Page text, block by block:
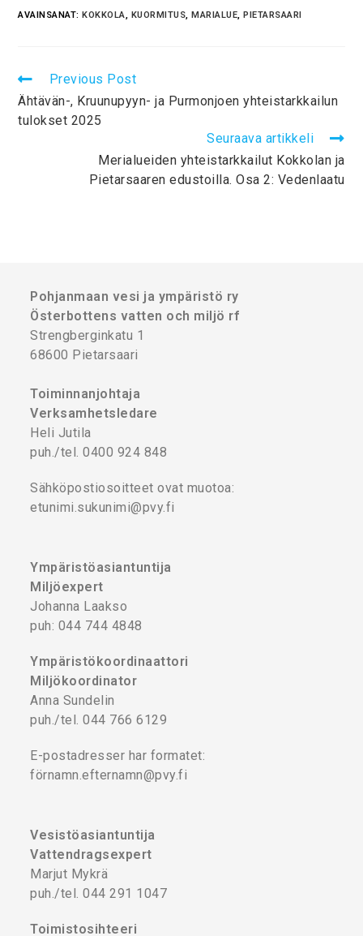
AVAINSANAT: KOKKOLA, KUORMITUS, MARIALUE, PIETARSAARI
Previous Post
Ähtävän-, Kruunupyyn- ja Purmonjoen yhteistarkkailun
tulokset 2025
Seuraava artikkeli
Merialueiden yhteistarkkailut Kokkolan ja
Pietarsaaren edustoilla. Osa 2: Vedenlaatu
Pohjanmaan vesi ja ympäristö ry
Österbottens vatten och miljö rf
Strengberginkatu 1
68600 Pietarsaari
Toiminnanjohtaja
Verksamhetsledare
Heli Jutila
puh./tel. 0400 924 848
Sähköpostiosoitteet ovat muotoa:
etunimi.sukunimi@pvy.fi
Ympäristöasiantuntija
Miljöexpert
Johanna Laakso
puh: 044 744 4848
Ympäristökoordinaattori
Miljökoordinator
Anna Sundelin
puh./tel. 044 766 6129
E-postadresser har formatet:
förnamn.efternamn@pvy.fi
Vesistöasiantuntija
Vattendragsexpert
Marjut Mykrä
puh./tel. 044 291 1047
Toimistosihteeri